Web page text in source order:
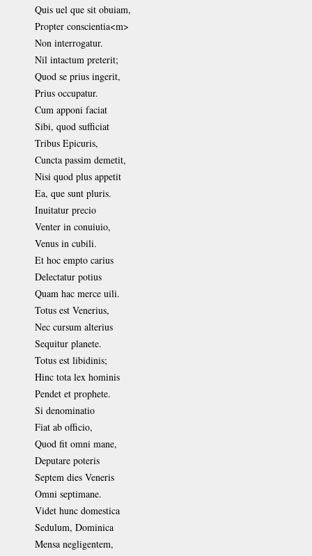
Quis uel que sit obuiam,
Propter conscientia<m>
Non interrogatur.
Nil intactum preterit;
Quod se prius ingerit,
Prius occupatur.
Cum apponi faciat
Sibi, quod sufficiat
Tribus Epicuris,
Cuncta passim demetit,
Nisi quod plus appetit
Ea, que sunt pluris.
Inuitatur precio
Venter in conuiuio,
Venus in cubili.
Et hoc empto carius
Delectatur potius
Quam hac merce uili.
Totus est Venerius,
Nec cursum alterius
Sequitur planete.
Totus est libidinis;
Hinc tota lex hominis
Pendet et prophete.
Si denominatio
Fiat ab officio,
Quod fit omni mane,
Deputare poteris
Septem dies Veneris
Omni septimane.
Videt hunc domestica
Sedulum, Dominica
Mensa negligentem,